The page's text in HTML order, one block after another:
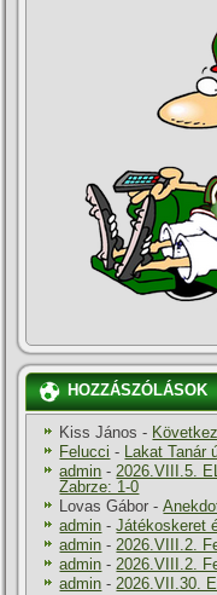
HOZZÁSZÓLÁSOK
Kiss János -
Felucci -
Lakat Tanár
admin - 2026.VIII.5.
Zabrze: 1-0
Lovas Gábor -
admin -Játékoskeret
admin - 2026.VIII.2.
admin - 2026.VIII.2.
admin - 2026.VII.30.